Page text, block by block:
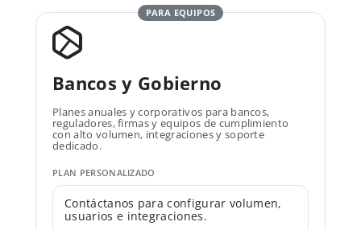
PARA EQUIPOS
Bancos y Gobierno
Planes anuales y corporativos para bancos,
reguladores, firmas y equipos de cumplimiento
con alto volumen, integraciones y soporte
dedicado.
PLAN PERSONALIZADO
Contáctanos para configurar volumen,
usuarios e integraciones.